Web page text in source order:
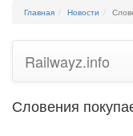
Главная Новости
Railwayz.info
Словения